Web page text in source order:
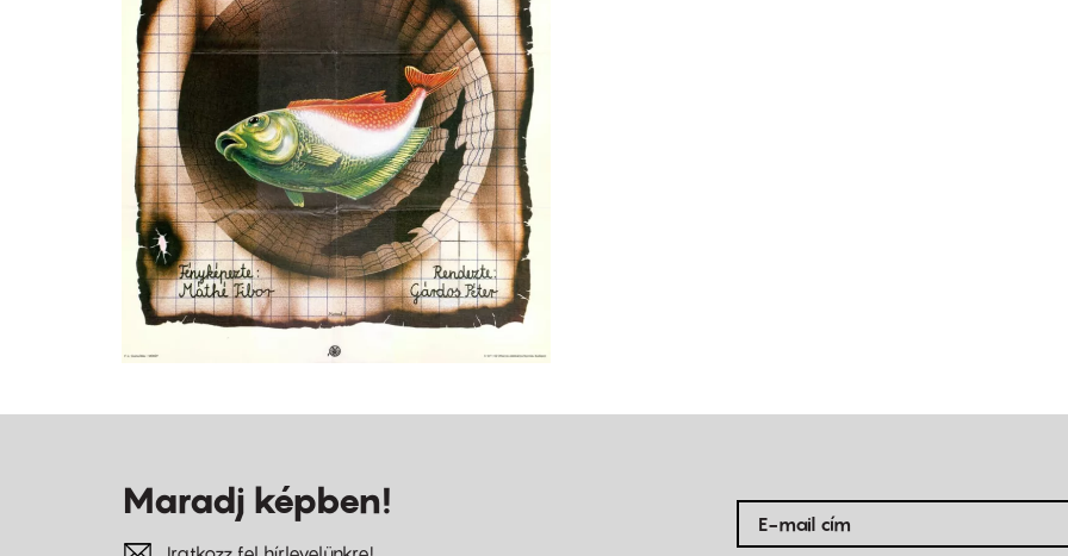
Maradj képben!